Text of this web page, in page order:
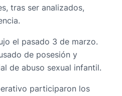
tras ser analizados,
el pasado 3 de marzo.
de posesión y
de abuso sexual infantil.
participaron los